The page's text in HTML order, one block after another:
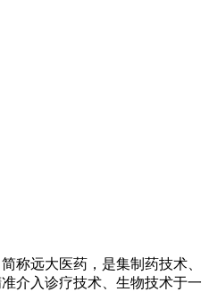
称远大医药，是集制药技术、
介入诊疗技术、生物技术于一